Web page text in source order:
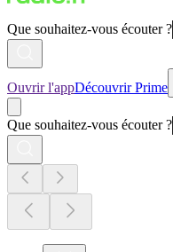
Que souhaitez-vous écouter ?
Ouvrir l'appDécouvrir Prime
Que souhaitez-vous écouter ?